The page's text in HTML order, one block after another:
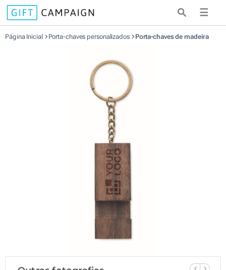
☰
Página Inicial Porta-chaves personalizados Porta-chaves de madeira